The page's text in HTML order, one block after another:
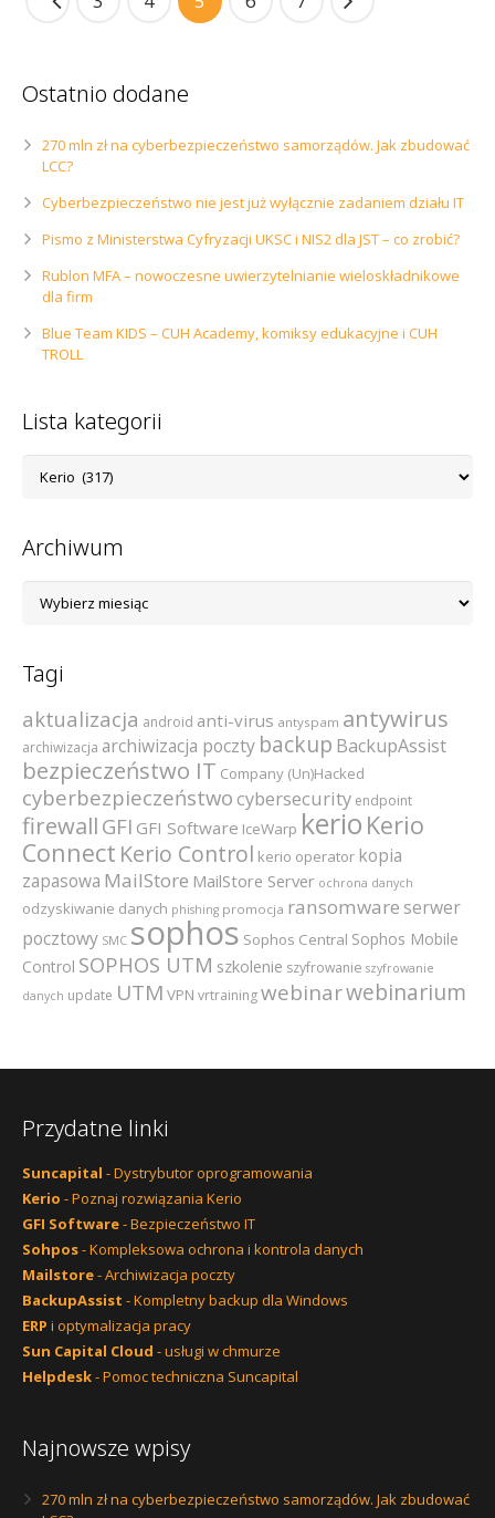
Ostatnio dodane
270 mln zł na cyberbezpieczeństwo samorządów. Jak zbudować
LCC?
Cyberbezpieczeństwo nie jest już wyłącznie zadaniem działu IT
Pismo z Ministerstwa Cyfryzacji UKSC i NIS2 dla JST – co zrobić?
Rublon MFA – nowoczesne uwierzytelnianie wieloskładnikowe
dla firm
Blue Team KIDS – CUH Academy, komiksy edukacyjne i CUH
TROLL
Lista kategorii
kategorii
Archiwum
Tagi
aktualizacja android anti-virus antyspam antywirus
archiwizacja archiwizacja poczty backup BackupAssist
bezpieczeństwo IT Company (Un)Hacked
cyberbezpieczeństwocybersecurity endpoint
firewall GFI GFI Software IceWarp kerio Kerio
Connect Kerio Control kerio operator kopia
zapasowa MailStore MailStore Server ochrona danych
odzyskiwanie danych phishing promocja ransomware serwer
pocztowy SMC sophos Sophos Central Sophos Mobile
Control SOPHOS UTM szkolenie szyfrowanie szyfrowanie
danych update UTM VPN vrtrainingwebinarwebinarium
Przydatne linki
Suncapital - Dystrybutor oprogramowania
Kerio - Poznaj rozwiązania Kerio
GFI Software- Bezpieczeństwo IT
Sohpos- Kompleksowa ochrona i kontrola danych
Mailstore- Archiwizacja poczty
BackupAssist - Kompletny backup dla Windows
ERP i optymalizacja pracy
Sun Capital Cloud - usługi w chmurze
Helpdesk- Pomoc techniczna Suncapital
Najnowsze wpisy
270 mln zł na cyberbezpieczeństwo samorządów. Jak zbudować